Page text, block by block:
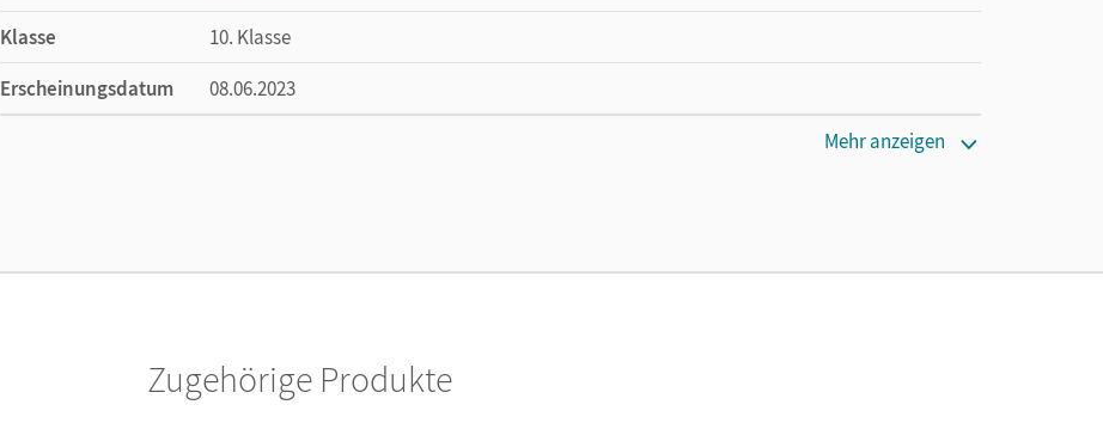
Klasse
10. Klasse
Erscheinungsdatum
08.06.2023
Mehr anzeigen
Zugehörige Produkte